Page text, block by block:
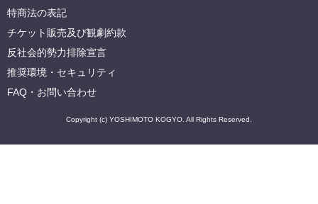
特商法の表記
チケット販売及び観劇約款
反社会的勢力排除宣言
推奨環境・セキュリティ
FAQ・お問い合わせ
Copyright (c) YOSHIMOTO KOGYO. All Rights Reserved.